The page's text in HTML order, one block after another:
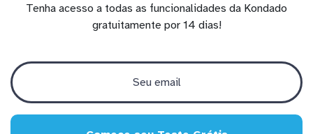
Tenha acesso a todas as funcionalidades da Kondado
gratuitamente por 14 dias!